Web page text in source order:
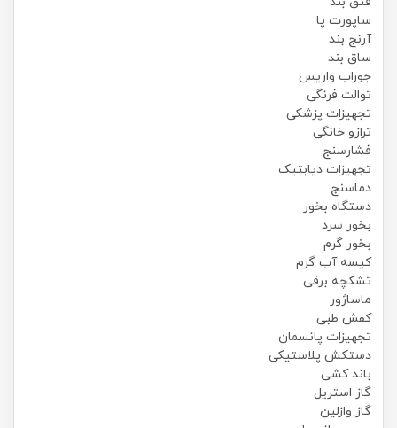
ساپورت پا
آرنج بند
ساق بند
جوراب واریس
توالت فرنگی
تجهیزات پزشکی
ترازو خانگی
فشارسنج
تجهیزات دیابتیک
دماسنج
دستگاه بخور
بخور سرد
بخور گرم
کیسه آب گرم
تشکچه برقی
ماساژور
کفش طبی
تجهیزات پانسمان
دستکش پلاستیکی
باند کشی
گاز استریل
گاز وازلین